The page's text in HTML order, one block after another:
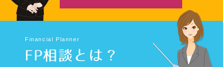
Financial Planner
FP相談とは？